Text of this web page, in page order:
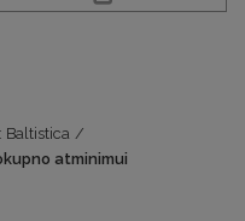
Baltistica /
atminimui